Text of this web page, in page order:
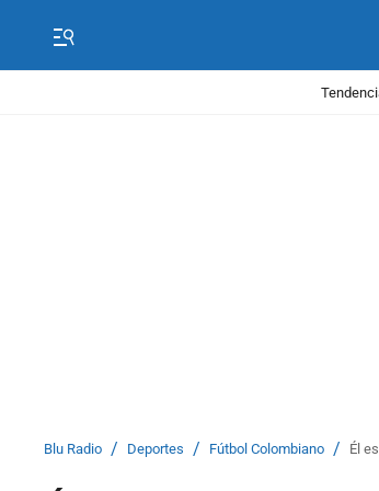
Blu Radio / Deportes / Fútbol Colombiano / Él